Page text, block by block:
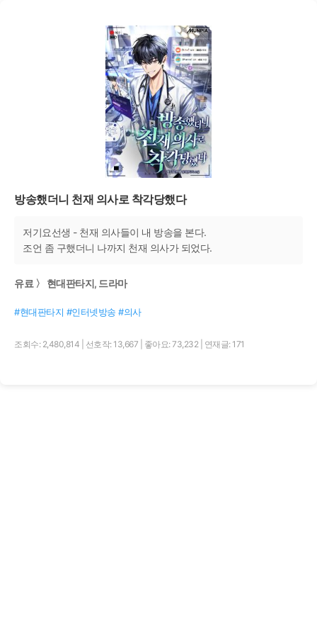
방송했더니 천재 의사로 착각당했다
저기요선생 - 천재 의사들이 내 방송을 본다.
조언 좀 구했더니 나까지 천재 의사가 되었다.
유료 〉 현대판타지, 드라마
#현대판타지 #인터넷방송 #의사
조회수: 2,480,814 선호작: 13,667 좋아요: 73,232 연재글: 171